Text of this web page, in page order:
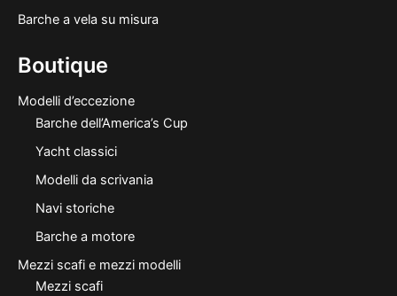
Barche a vela su misura
Boutique
Modelli d’eccezione
Barche dell’America’s Cup
Yacht classici
Modelli da scrivania
Navi storiche
Barche a motore
Mezzi scafi e mezzi modelli
Mezzi scafi